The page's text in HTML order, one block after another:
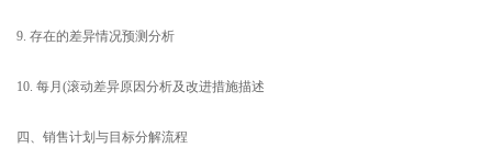
9. 存在的差异情况预测分析
10. 每月(滚动差异原因分析及改进措施描述
四、销售计划与目标分解流程